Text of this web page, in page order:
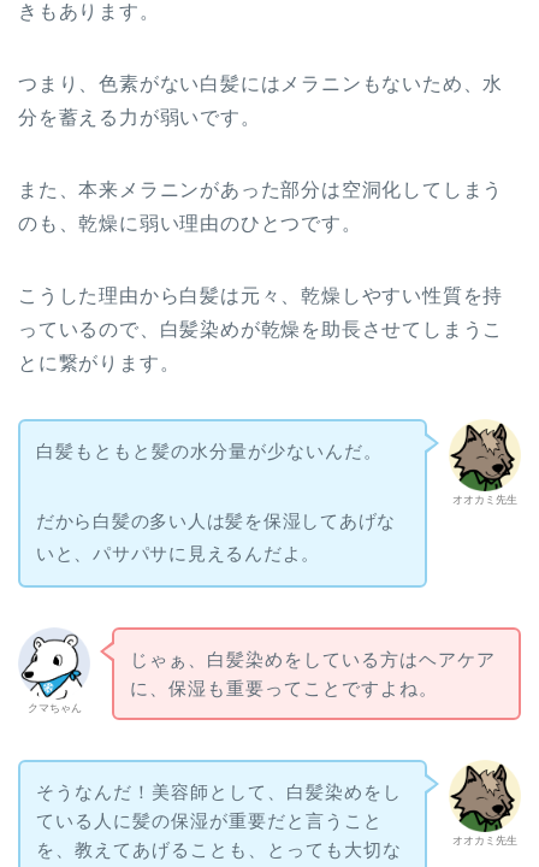
きもあります。
つまり、色素がない白髪にはメラニンもないため、水
分を蓄える力が弱いです。
また、本来メラニンがあった部分は空洞化してしまう
のも、乾燥に弱い理由のひとつです。
こうした理由から白髪は元々、乾燥しやすい性質を持
っているので、白髪染めが乾燥を助長させてしまうこ
とに繋がります。
オオカミ先生
白髪もともと髪の水分量が少ないんだ。
だから白髪の多い人は髪を保湿してあげな
いと、パサパサに見えるんだよ。
クマちゃん
じゃぁ、白髪染めをしている方はヘアケア
に、保湿も重要ってことですよね。
オオカミ先生
そうなんだ！美容師として、白髪染めをし
ている人に髪の保湿が重要だと言うこと
を、教えてあげることも、とっても大切な